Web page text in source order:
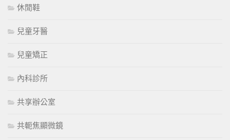
休閒鞋
兒童牙醫
兒童矯正
內科診所
共享辦公室
共軛焦顯微鏡